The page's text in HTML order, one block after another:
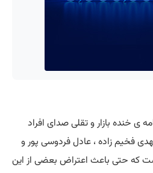
ی خنده بازار و تقلی صدای افراد
فخیم زاده ، عادل فردوسی پور و
که حتی باعث اعتراض بعضی از این